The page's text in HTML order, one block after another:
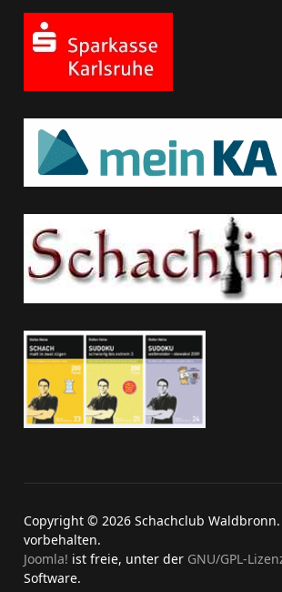
Copyright © 2026 Schachclub
vorbehalten.
Joomla! ist freie, unter der GNU/GPL-
Software.